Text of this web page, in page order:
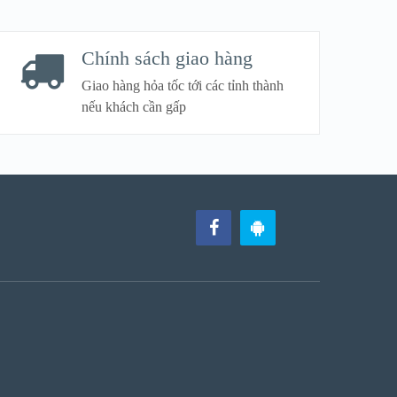
Chính sách giao hàng
Giao hàng hỏa tốc tới các tỉnh thành
nếu khách cần gấp